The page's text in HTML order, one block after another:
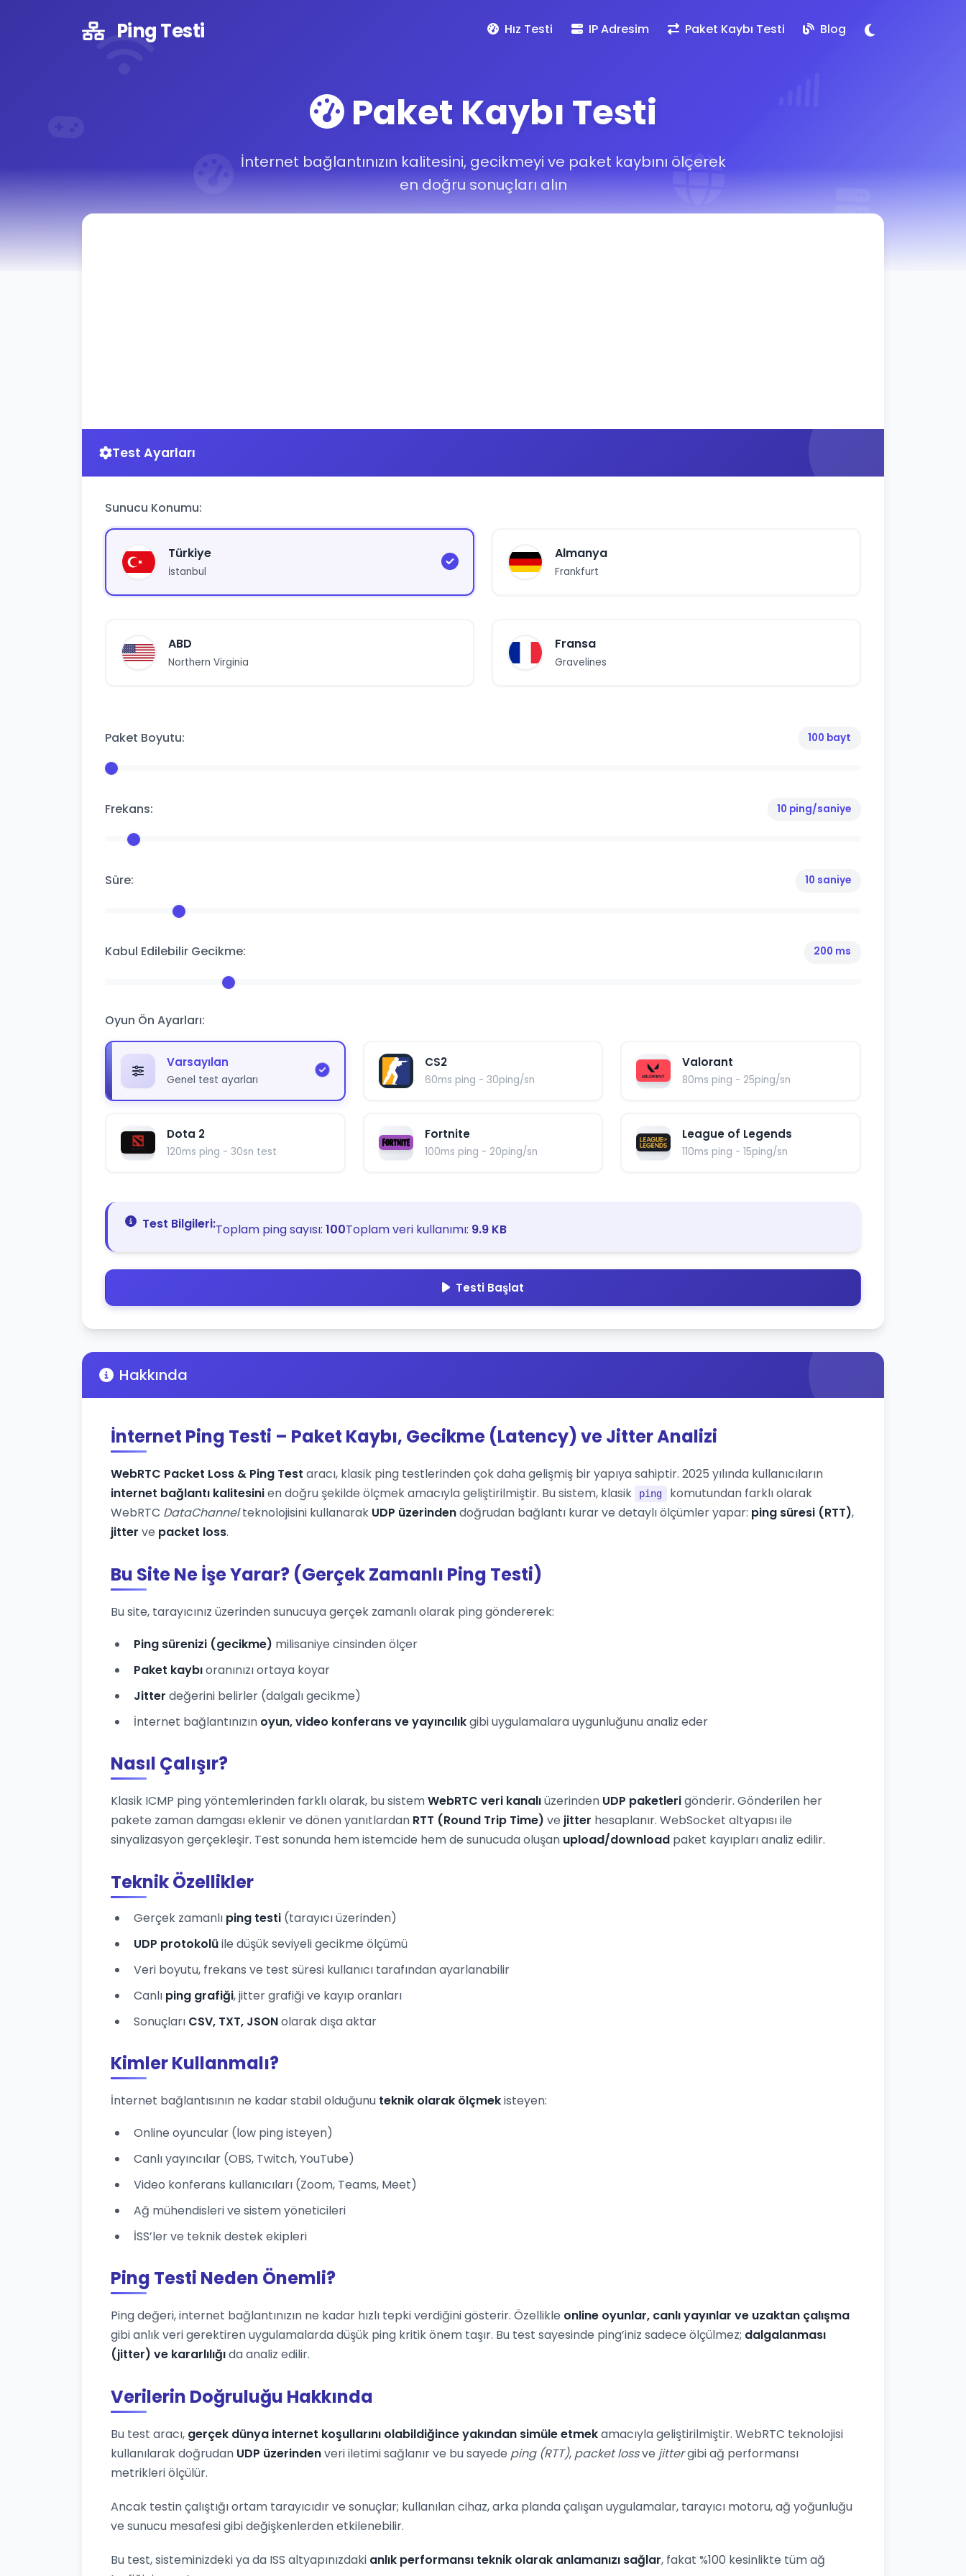
Ping Testi Hız Testi IP Adresim Paket Kaybı Testi Blog
Paket Kaybı Testi
İnternet bağlantınızın kalitesini, gecikmeyi ve paket kaybını ölçerek
en doğru sonuçları alın
Test Ayarları
Sunucu Konumu:
Türkiye
İstanbul
Almanya
Frankfurt
ABD
Northern Virginia
Fransa
Gravelines
Paket Boyutu: 100 bayt
Frekans: 10 ping/saniye
Süre: 10 saniye
Kabul Edilebilir Gecikme: 200 ms
Oyun Ön Ayarları:
Varsayılan
Genel test ayarları
CS2
60ms ping - 30ping/sn
Valorant
80ms ping - 25ping/sn
Dota 2
120ms ping - 30sn test
Fortnite
100ms ping - 20ping/sn
League of Legends
110ms ping - 15ping/sn
Test Bilgileri:Toplam ping sayısı: 100Toplam veri kullanımı: 9.9 KB
Testi Başlat
Hakkında
İnternet Ping Testi – Paket Kaybı, Gecikme (Latency) ve Jitter Analizi
WebRTC Packet Loss & Ping Test aracı, klasik ping testlerinden çok daha gelişmiş bir yapıya sahiptir. 2025 yılında kullanıcıların
internet bağlantı kalitesinien doğru şekilde ölçmek amacıyla geliştirilmiştir. Bu sistem, klasik ping
komutundan farklı olarak
WebRTC DataChannelteknolojisini kullanarak UDP üzerindendoğrudan bağlantı kurar ve detaylı ölçümler yapar: ping süresi (RTT),
jitter ve packet loss.
Bu Site Ne İşe Yarar? (Gerçek Zamanlı Ping Testi)
Bu site, tarayıcınız üzerinden sunucuya gerçek zamanlı olarak ping göndererek:
Ping sürenizi (gecikme) milisaniye cinsinden ölçer
Paket kaybıoranınızı ortaya koyar
Jitter değerini belirler (dalgalı gecikme)
İnternet bağlantınızın oyun, video konferans ve yayıncılıkgibi uygulamalara uygunluğunu analiz eder
Nasıl Çalışır?
Klasik ICMP ping yöntemlerinden farklı olarak, bu sistemWebRTC veri kanalıüzerinden UDP paketlerigönderir. Gönderilen her
pakete zaman damgası eklenir ve dönen yanıtlardan RTT (Round Trip Time) ve jitter hesaplanır. WebSocket altyapısı ile
sinyalizasyon gerçekleşir. Test sonunda hem istemcide hem de sunucuda oluşan upload/download paket kayıpları analiz edilir.
Teknik Özellikler
Gerçek zamanlı ping testi (tarayıcı üzerinden)
UDP protokolüile düşük seviyeli gecikme ölçümü
Veri boyutu, frekans ve test süresi kullanıcı tarafından ayarlanabilir
Canlı ping grafiği, jitter grafiği ve kayıp oranları
Sonuçları CSV, TXT, JSONolarak dışa aktar
Kimler Kullanmalı?
İnternet bağlantısının ne kadar stabil olduğunu teknik olarak ölçmekisteyen:
Online oyuncular (low ping isteyen)
Canlı yayıncılar (OBS, Twitch, YouTube)
Video konferans kullanıcıları (Zoom, Teams, Meet)
Ağ mühendisleri ve sistem yöneticileri
İSS’ler ve teknik destek ekipleri
Ping Testi Neden Önemli?
Ping değeri, internet bağlantınızın ne kadar hızlı tepki verdiğini gösterir. Özellikle online oyunlar, canlı yayınlar ve uzaktan çalışma
gibi anlık veri gerektiren uygulamalarda düşük ping kritik önem taşır. Bu test sayesinde ping’iniz sadece ölçülmez; dalgalanması
(jitter) ve kararlılığıda analiz edilir.
Verilerin Doğruluğu Hakkında
Bu test aracı, gerçek dünya internet koşullarını olabildiğince yakından simüle etmekamacıyla geliştirilmiştir. WebRTC teknolojisi
kullanılarak doğrudan UDP üzerindenveri iletimi sağlanır ve bu sayede ping (RTT), packet lossve jittergibi ağ performansı
metrikleri ölçülür.
Ancak testin çalıştığı ortam tarayıcıdır ve sonuçlar; kullanılan cihaz, arka planda çalışan uygulamalar, tarayıcı motoru, ağ yoğunluğu
ve sunucu mesafesi gibi değişkenlerden etkilenebilir.
Bu test, sisteminizdeki ya da ISS altyapınızdaki anlık performansı teknik olarak anlamanızı sağlar, fakat %100 kesinlikte tüm ağ